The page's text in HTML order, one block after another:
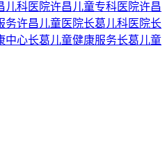
儿科医院许昌儿童专科医院许昌
务许昌儿童医院长葛儿科医院长
中心长葛儿童健康服务长葛儿童